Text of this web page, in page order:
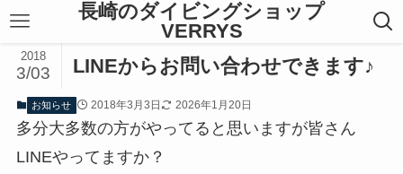
長崎のダイビングショップ
VERRYS
LINEからお問い合わせできます♪
2018
3/03
お知らせ 2018年3月3日 2026年1月20日
多分大多数の方がやってると思いますが皆さん
LINEやってますか？